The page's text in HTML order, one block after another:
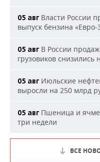
05 авг Власти России
выпуск бензина «Евро-
05 авг В России
грузовиков снизились
05 авг Июльские
выросли на 250 млрд
05 авг Пшеница и
три недели
ВСЕ